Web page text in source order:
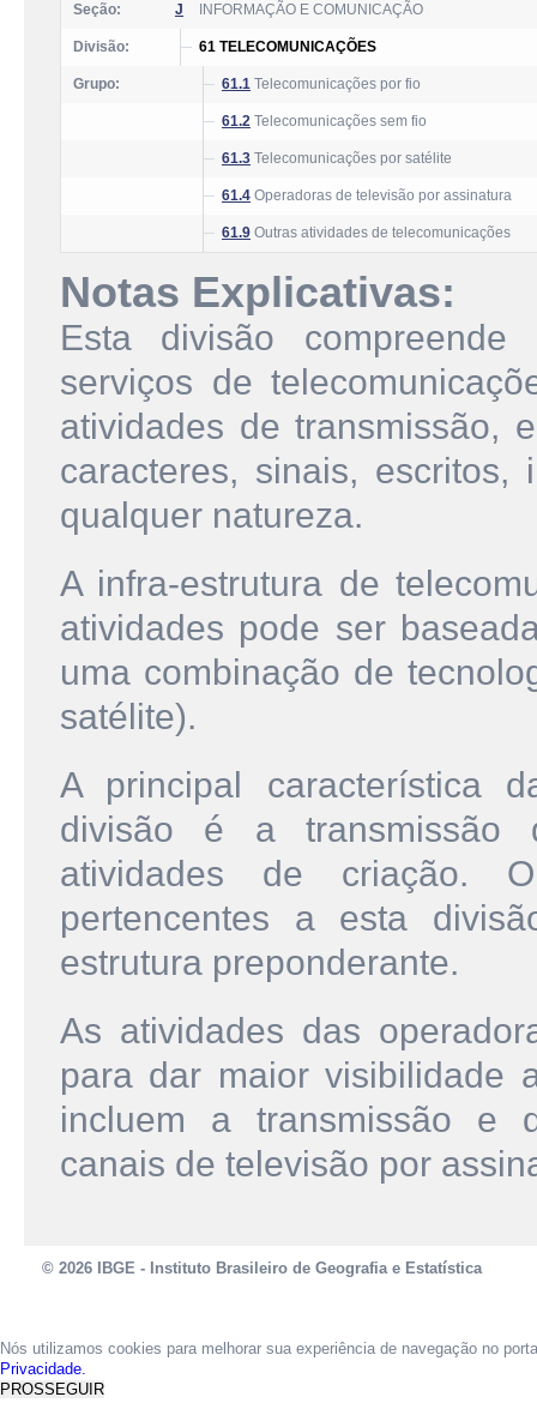
Seção: J INFORMAÇÃO E COMUNICAÇÃO
Divisão: 61 TELECOMUNICAÇÕES
Grupo: 61.1 Telecomunicações por fio
61.2 Telecomunicações sem fio
61.3 Telecomunicações por satélite
61.4 Operadoras de televisão por assinatura
61.9 Outras atividades de telecomunicações
Notas Explicativas:
Esta divisão
serviços de
atividades de transmissão,
caracteres, sinais,
qualquer natureza.
A infra-estrutura de
atividades pode ser
uma combinação de
satélite).
A principal característica
divisão é a transmissão
atividades de criação.
pertencentes a esta
estrutura preponderante.
As atividades das
para dar maior visibilidade
incluem a transmissão e
canais de televisão por
© 2026 IBGE - Instituto Brasileiro de Geografia e Estatística
Nós utilizamos cookies para melhorar sua experiência de navegação no
Privacidade.
PROSSEGUIR